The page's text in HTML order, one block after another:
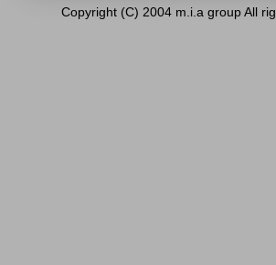
Copyright (C) 2004 m.i.a group All